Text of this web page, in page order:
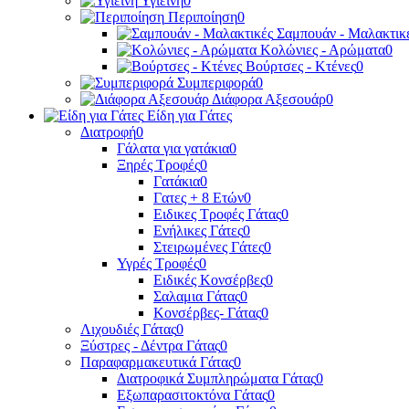
Περιποίηση0
Σαμπουάν -
Κολώνιες - Αρώματα0
Βούρτσες - Κτένες0
Συμπεριφορά0
Διάφορα Αξεσουάρ0
Είδη για Γάτες
Διατροφή0
Γάλατα για γατάκια0
Ξηρές Τροφές0
Γατάκια0
Γατες + 8 Ετών0
Ειδικες Τροφές Γάτας0
Ενήλικες Γάτες0
Στειρωμένες Γάτες0
Υγρές Τροφές0
Ειδικές Κονσέρβες0
Σαλαμια Γάτας0
Κονσέρβες- Γάτας0
Λιχουδιές Γάτας0
Ξύστρες - Δέντρα Γάτας0
Παραφαρμακευτικά Γάτας0
Διατροφικά Συμπληρώματα Γάτας0
Εξωπαρασιτοκτόνα Γάτας0